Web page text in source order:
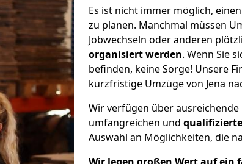
Es ist nicht immer möglich,
zu planen. Manchmal müssen
Jobwechseln oder anderen
organisiert werden. Wenn Sie
befinden, keine Sorge! Unsere
kurzfristige Umzüge von Jena
Wir verfügen über
umfangreichen und
Auswahl an Möglichkeiten, die